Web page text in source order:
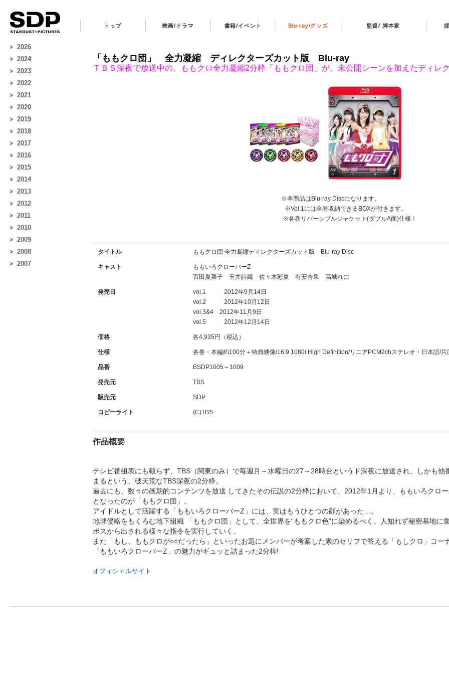
トップ 映画/ドラマ 書籍/イベント Blu-ray/グッズ 監督/ 脚本家
2026
2024
2023
2022
2021
2020
2019
2018
2017
2016
2015
2014
2013
2012
2011
2010
2009
2008
2007
「ももクロ団」 全力凝縮 ディレクターズカット版 Blu-ray
ＴＢＳ深夜で放送中の、ももクロ全力凝縮2分枠「ももクロ団」が、未公開シーンを加えたディレ
※本商品はBlu-ray Discになります。
※Vol.1には全巻収納できるBOXが付きます。
※各巻リバーシブルジャケット(ダブルA面)仕様！
タイトル ももクロ団 全力凝縮ディレクターズカット版 Blu-ray Disc
キャスト
ももいろクローバーZ
百田夏菜子 玉井詩織 佐々木彩夏 有安杏果 高城れに
発売日
vol.1 2012年9月14日
vol.2 2012年10月12日
vol.3&4 2012年11月9日
vol.5 2012年12月14日
価格 各4,935円（税込）
仕様 各巻・本編約100分＋特典映像/16:9 1080i High Definition/リニアPCM2chステレオ・日本語/片
品番 BSDP1005～1009
発売元 TBS
販売元 SDP
コピーライト (C)TBS
作品概要
テレビ番組表にも載らず、TBS（関東のみ）で毎週月～水曜日の27～28時台というド深夜に放送され、しかも
まるという、破天荒なTBS深夜の2分枠。
過去にも、数々の画期的コンテンツを放送 してきたその伝説の2分枠において、2012年1月より、ももいろクロ
となったのが「ももクロ団」。
アイドルとして活躍する「ももいろクローバーZ」には、実はもうひとつの顔があった…。
地球侵略をもくろむ地下組織 「ももクロ団」として、全世界を“ももクロ色”に染めるべく、人知れず秘密基地に集
ボスから出される様々な指令を実行していく。
また「もし、ももクロが○○だったら」といったお題にメンバーが考案した素のセリフで答える「もしクロ」コー
「ももいろクローバーZ」の魅力がギュッと詰まった2分枠!
オフィシャルサイト